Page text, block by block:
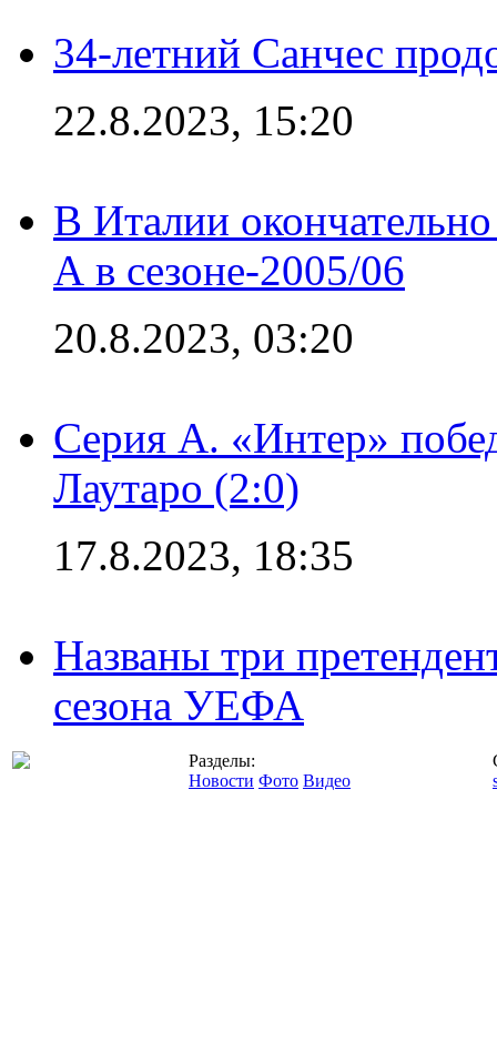
34-летний Санчес
22.8.2023, 15:20
В Италии
А в сезоне-2005/06
20.8.2023, 03:20
Серия А. «Интер»
Лаутаро (2:0)
17.8.2023, 18:35
Названы три
сезона УЕФА
Разделы:
Новости Фото Видео